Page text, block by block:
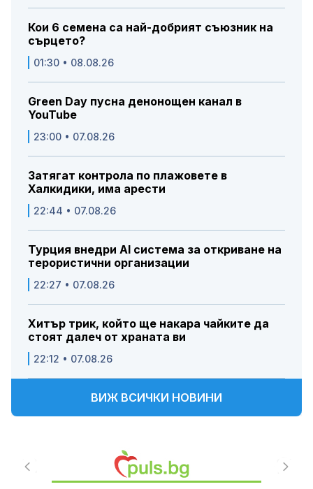
Кои 6 семена са най-добрият съюзник на
сърцето?
01:30 • 08.08.26
Green Day пусна денонощен канал в
YouTube
23:00 • 07.08.26
Затягат контрола по плажовете в
Халкидики, има арести
22:44 • 07.08.26
Турция внедри AI система за откриване на
терористични организации
22:27 • 07.08.26
Хитър трик, който ще накара чайките да
стоят далеч от храната ви
22:12 • 07.08.26
ВИЖ ВСИЧКИ НОВИНИ